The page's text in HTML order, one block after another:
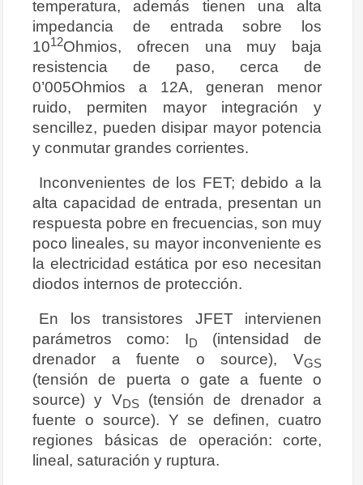
temperatura, además tienen una alta
impedancia de entrada sobre los
1012Ohmios, ofrecen una muy baja
resistencia de paso, cerca de
0’005Ohmios a 12A, generan menor
ruido, permiten mayor integración y
sencillez, pueden disipar mayor potencia
y conmutar grandes corrientes.
Inconvenientes de los FET; debido a la
alta capacidad de entrada, presentan un
respuesta pobre en frecuencias, son muy
poco lineales, su mayor inconveniente es
la electricidad estática por eso necesitan
diodos internos de protección.
En los transistores JFET intervienen
parámetros como: ID
(intensidad de
drenador a fuente o source), VGS
(tensión de puerta o gate a fuente o
source) y VDS
(tensión de drenador a
fuente o source). Y se definen, cuatro
regiones básicas de operación: corte,
lineal, saturación y ruptura.